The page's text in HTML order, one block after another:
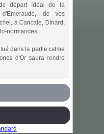
départ idéal de la
de vos
à Cancale, Dinard,
normandes.
dans la partie calme
d'Or saura rendre